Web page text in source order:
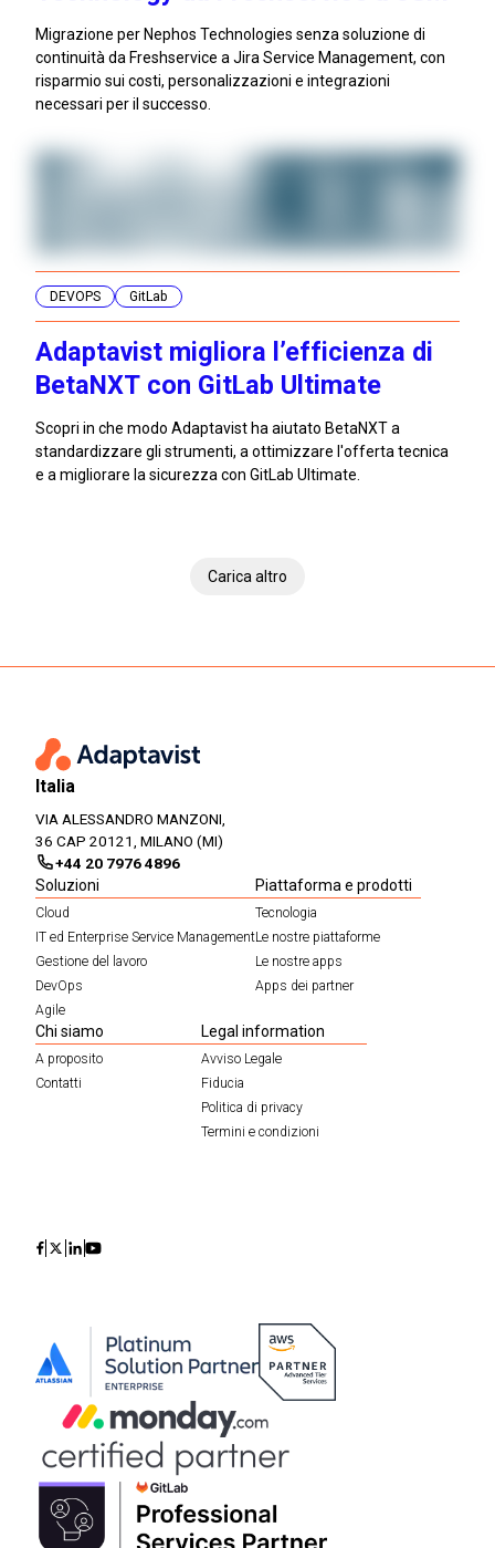
Migrazione per Nephos Technologies senza soluzione di
continuità da Freshservice a Jira Service Management, con
risparmio sui costi, personalizzazioni e integrazioni
necessari per il successo.
DEVOPS GitLab
Adaptavist migliora l’efficienza di
BetaNXT con GitLab Ultimate
Scopri in che modo Adaptavist ha aiutato BetaNXT a
standardizzare gli strumenti, a ottimizzare l'offerta tecnica
e a migliorare la sicurezza con GitLab Ultimate.
Carica altro
Italia
VIA ALESSANDRO MANZONI,
36 CAP 20121, MILANO (MI)
+44 20 7976 4896
Soluzioni
Cloud
IT ed Enterprise Service Management
Gestione del lavoro
DevOps
Agile
Piattaforma e prodotti
Tecnologia
Le nostre piattaforme
Le nostre apps
Apps dei partner
Chi siamo
A proposito
Contatti
Legal information
Avviso Legale
Fiducia
Politica di privacy
Termini e condizioni
IconIconIconIcon